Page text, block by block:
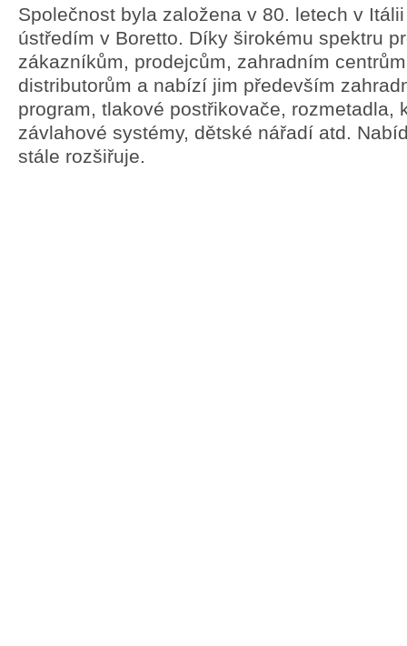
Společnost byla založena v 80. letech v
ústředím v Boretto. Díky širokému spektru
zákazníkům, prodejcům, zahradním
distributorům a nabízí jim především
program, tlakové postřikovače, rozmetadla,
závlahové systémy, dětské nářadí atd.
stále rozšiřuje.